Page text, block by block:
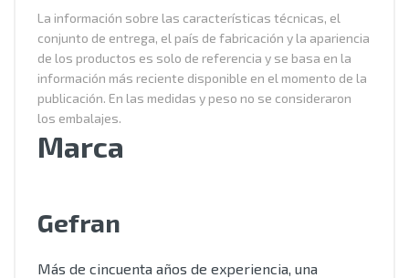
La información sobre las características técnicas, el
conjunto de entrega, el país de fabricación y la apariencia
de los productos es solo de referencia y se basa en la
información más reciente disponible en el momento de la
publicación. En las medidas y peso no se consideraron
los embalajes.
Marca
Gefran
Más de cincuenta años de experiencia, una